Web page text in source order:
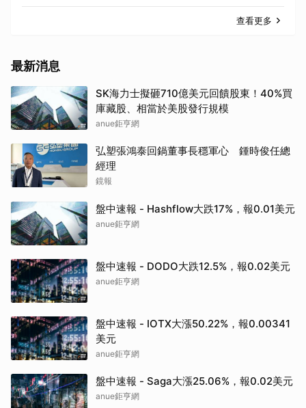
查看更多
最新消息
SK海力士擬砸710億美元回饋股東！40%買
庫藏股、相當於美股發行規模
anue鉅亨網
弘塑張鴻泰回鍋董事長穩軍心 鍾時俊任總
經理
鏡報
盤中速報 - Hashflow大跌17%，報0.01美元
anue鉅亨網
盤中速報 - DODO大跌12.5%，報0.02美元
anue鉅亨網
盤中速報 - IOTX大漲50.22%，報0.00341
美元
anue鉅亨網
盤中速報 - Saga大漲25.06%，報0.02美元
anue鉅亨網